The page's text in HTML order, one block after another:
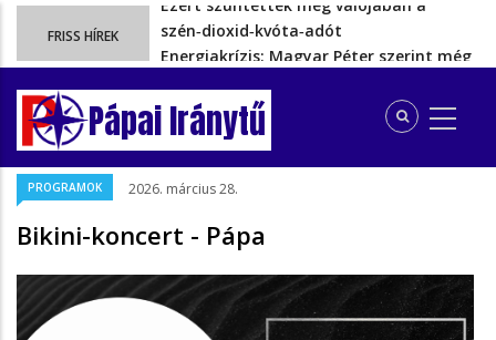
FRISS HÍREK
szén‑dioxid‑kvóta‑adót
Energiakrízis: Magyar Péter szerint még
A spanyol enklávét elárasztják a
tengeren érkező migránsok
Rétvári Bence: Magyar Péter gőzerővel
hátrál ki a tanároknak tett…
energia-krízishelyzet jöhet…
Pápai Iránytű
PROGRAMOK 2026. március 28.
Bikini-koncert - Pápa